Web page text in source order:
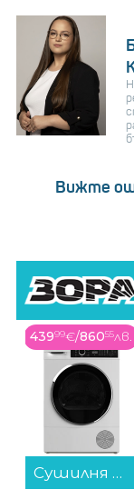
Вижте
43999€/86055лв.
Сушилня Finlux TDF-10AD3 , 10 kg, E , Бял...